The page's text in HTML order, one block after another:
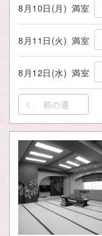
8月10日(月) 満室
8月11日(火) 満室
8月12日(水) 満室
前の週